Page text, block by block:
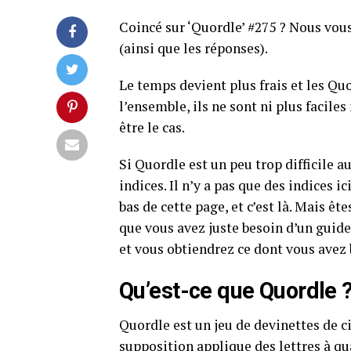
Coincé sur ‘Quordle’ #275 ? Nous
(ainsi que les réponses).
Le temps devient plus frais et les
l’ensemble, ils ne sont ni plus
être le cas.
Si Quordle est un peu trop difficile
indices. Il n’y a pas que des indices
bas de cette page, et c’est là. Mais
que vous avez juste besoin d’un
et vous obtiendrez ce dont vous avez
Qu’est-ce que Quordle
Quordle est un jeu de devinettes de
supposition applique des lettres à